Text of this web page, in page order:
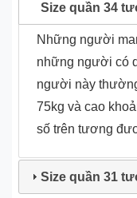
Size quần 34
Những người
những người có
người này
75kg và cao
số trên tương
Size quần 31